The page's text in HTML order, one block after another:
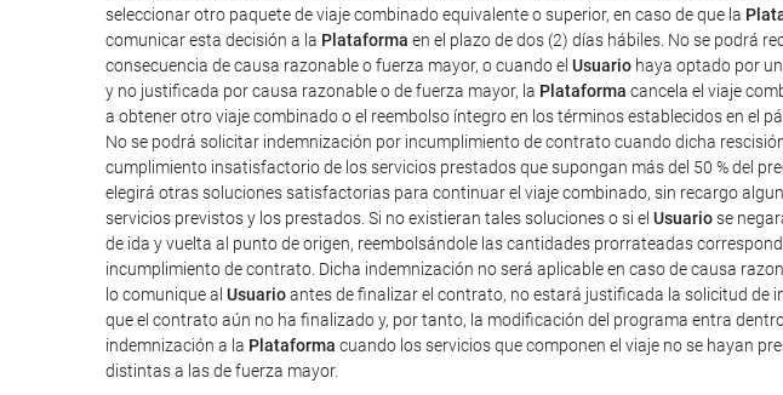
seleccionar otro paquete de viaje combinado equivalente o superior, en caso de que la
comunicar esta decisión a la Plataforma en el plazo de dos (2) días hábiles. No se podrá
consecuencia de causa razonable o fuerza mayor, o cuando el Usuario haya optado por
y no justificada por causa razonable o de fuerza mayor, la Plataforma cancela el viaje
a obtener otro viaje combinado o el reembolso íntegro en los términos establecidos en el
No se podrá solicitar indemnización por incumplimiento de contrato cuando dicha
cumplimiento insatisfactorio de los servicios prestados que supongan más del 50 % del
elegirá otras soluciones satisfactorias para continuar el viaje combinado, sin recargo
servicios previstos y los prestados. Si no existieran tales soluciones o si el Usuariose
de ida y vuelta al punto de origen, reembolsándole las cantidades prorrateadas
incumplimiento de contrato. Dicha indemnización no será aplicable en caso de causa
lo comunique al Usuarioantes de finalizar el contrato, no estará justificada la solicitud de
que el contrato aún no ha finalizado y, por tanto, la modificación del programa entra
indemnización a la Plataforma cuando los servicios que componen el viaje no se hayan
distintas a las de fuerza mayor.